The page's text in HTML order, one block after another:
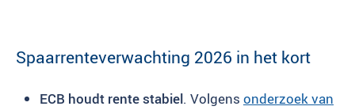
Spaarrenteverwachting 2026 in het kort
ECB houdt rente stabiel. Volgens onderzoek van